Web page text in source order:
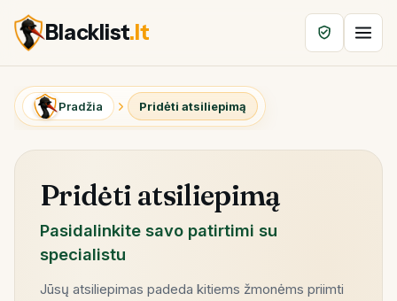
Blacklist.lt
Pradžia Pridėti atsiliepimą
Pridėti atsiliepimą
Pasidalinkite savo patirtimi su
specialistu
Jūsų atsiliepimas padeda kitiems žmonėms priimti